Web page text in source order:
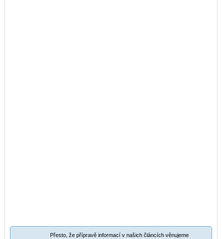
Přesto, že přípravě informací v našich článcích věnujeme